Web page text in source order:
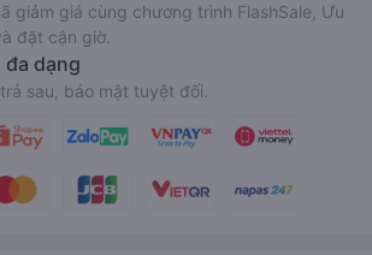
giảm giá cùng chương trình FlashSale, Ưu
đặt cận giờ.
dạng
sau, bảo mật tuyệt đối.